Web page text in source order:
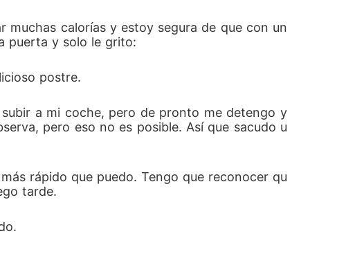
muchas calorías y estoy segura de que con un
puerta y solo le grito:
postre.
a mi coche, pero de pronto me detengo y
pero eso no es posible. Así que sacudo u
rápido que puedo. Tengo que reconocer qu
tarde.